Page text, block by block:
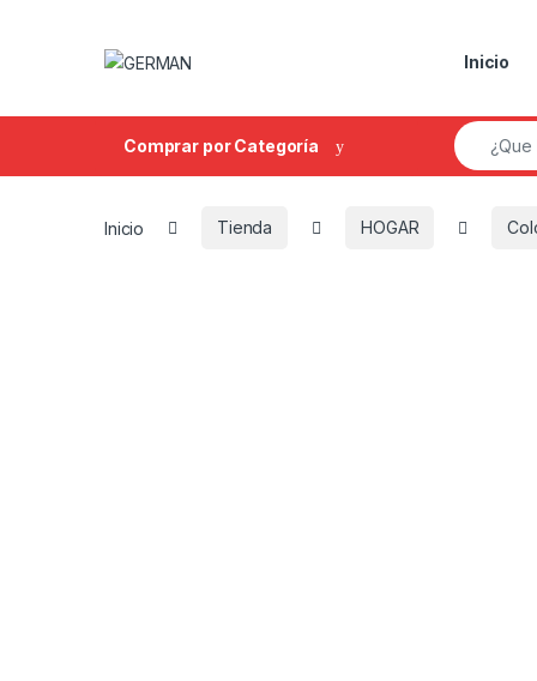
Inicio
Comprar por Categoría
Search for:
Inicio Tienda HOGAR